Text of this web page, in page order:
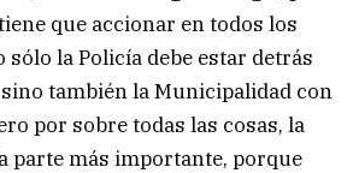
que accionar en todos los
sólo la Policía debe estar detrás
también la Municipalidad con
por sobre todas las cosas, la
parte más importante, porque